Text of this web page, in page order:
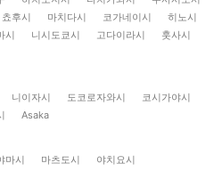
쵸후시 마치다시 코가네이시
히노시
시 니시도쿄시 고다이라시
훗사시
니이자시 도코로자와시
코시가야시
Asaka
마시 마츠도시 야치요시